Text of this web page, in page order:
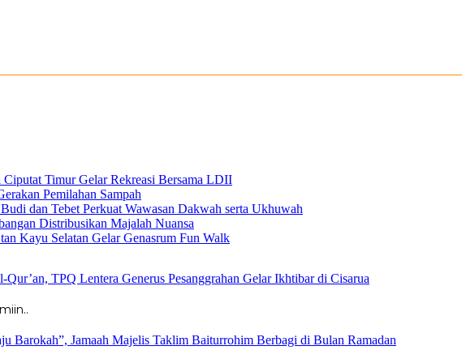
Timur Gelar Rekreasi Bersama LDII
Pemilahan Sampah
dan Tebet Perkuat Wawasan Dakwah serta Ukhuwah
Distribusikan Majalah Nuansa
Kayu Selatan Gelar Genasrum Fun Walk
TPQ Lentera Generus Pesanggrahan Gelar Ikhtibar di Cisarua
Barokah”, Jamaah Majelis Taklim Baiturrohim Berbagi di Bulan Ramadan